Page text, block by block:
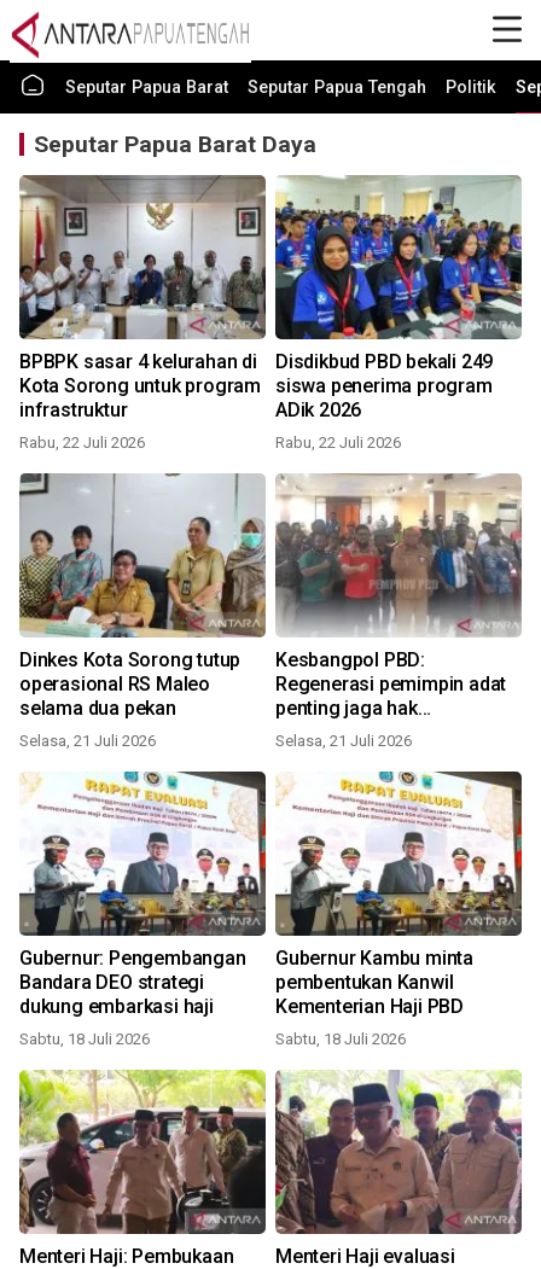
Seputar Papua Barat Seputar Papua Tengah Politik
Seputar Papua Barat Daya
BPBPK sasar 4 kelurahan di
Kota Sorong untuk program
infrastruktur
Rabu, 22 Juli 2026
Disdikbud PBD bekali 249
siswa penerima program
ADik 2026
Rabu, 22 Juli 2026
Dinkes Kota Sorong tutup
operasional RS Maleo
selama dua pekan
Selasa, 21 Juli 2026
Kesbangpol PBD:
Regenerasi pemimpin adat
penting jaga hak
masyarakat
Selasa, 21 Juli 2026
Gubernur: Pengembangan
Bandara DEO strategi
dukung embarkasi haji
Sabtu, 18 Juli 2026
Gubernur Kambu minta
pembentukan Kanwil
Kementerian Haji PBD
Sabtu, 18 Juli 2026
Menteri Haji: Pembukaan
Menteri Haji evaluasi